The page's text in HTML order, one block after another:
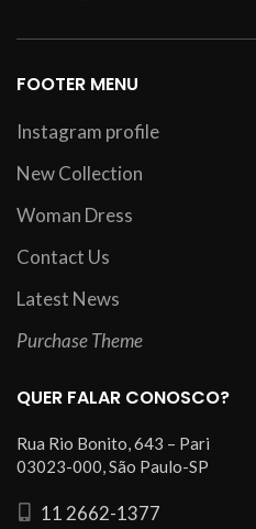
FOOTER MENU
Instagram profile
New Collection
Woman Dress
Contact Us
Latest News
Purchase Theme
QUER FALAR CONOSCO?
Rua Rio Bonito, 643 – Pari
03023-000, São Paulo-SP
11 2662-1377